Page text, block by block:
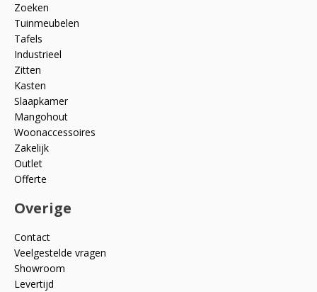
Zoeken
Tuinmeubelen
Tafels
Industrieel
Zitten
Kasten
Slaapkamer
Mangohout
Woonaccessoires
Zakelijk
Outlet
Offerte
Overige
Contact
Veelgestelde vragen
Showroom
Levertijd